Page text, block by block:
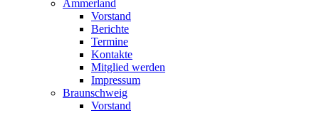
Ammerland
Vorstand
Berichte
Termine
Kontakte
Mitglied werden
Impressum
Braunschweig
Vorstand